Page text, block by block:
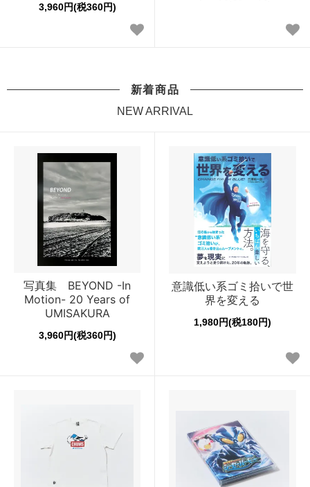
3,960円(税360円)
新着商品
NEW ARRIVAL
写真集 BEYOND -In
Motion- 20 Years of
UMISAKURA
3,960円(税360円)
意識低い系ゴミ拾いで世
界を変える
1,980円(税180円)